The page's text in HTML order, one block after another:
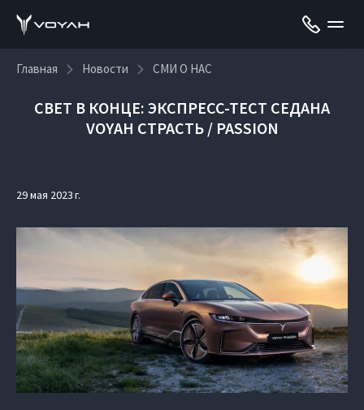
Главная Новости СМИ О НАС
СВЕТ В КОНЦЕ: ЭКСПРЕСС-ТЕСТ СЕДАНА
VOYAH СТРАСТЬ / PASSION
29 мая 2023 г.